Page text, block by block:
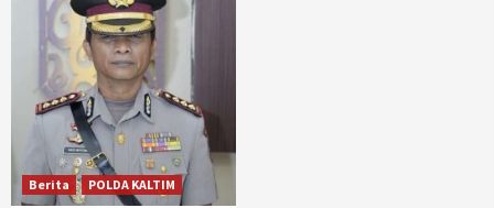
Berita POLDA KALTIM